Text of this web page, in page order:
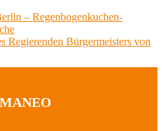
– Regenbogenkuchen-
Regierenden Bürgermeisters von